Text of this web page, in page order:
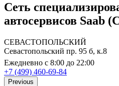
Сеть
автосервисов Saab
СЕВАСТОПОЛЬСКИЙ
Севастопольский пр. 95 б, к.8
Ежедневно с 8:00 до 22:00
+7 (499) 460-69-84
Previous